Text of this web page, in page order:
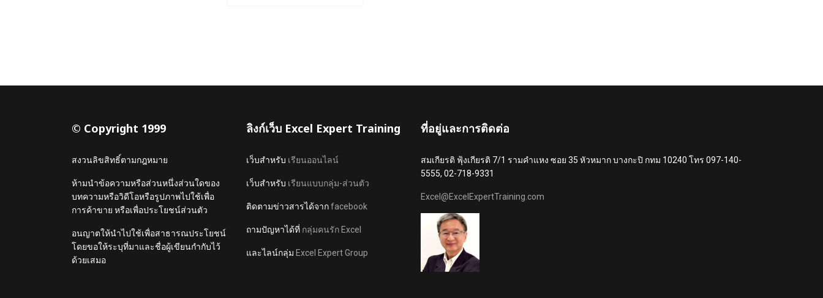
© Copyright 1999
สงวนลิขสิทธิ์ตามกฎหมาย
ห้ามนำข้อความหรือส่วนหนึ่งส่วนใดของ
บทความหรือวิดีโอหรือรูปภาพไปใช้เพื่อ
การค้าขาย หรือเพื่อประโยชน์ส่วนตัว
อนญาตให้นำไปใช้เพื่อสาธารณประโยชน์
โดยขอให้ระบุที่มาและชื่อผู้เขียนกำกับไว้
ด้วยเสมอ
ลิงก์เว็บ Excel Expert Training
เว็บสำหรับ เรียนออนไลน์
เว็บสำหรับ เรียนแบบกลุ่ม-ส่วนตัว
ติดตามข่าวสารได้จากfacebook
ถามปัญหาได้ที่ กลุ่มคนรัก Excel
และไลน์กลุ่ม Excel Expert Group
ที่อยู่และการติดต่อ
สมเกียรติ ฟุ้งเกียรติ 7/1 รามคำแหง ซอย 35 หัวหมาก บางกะปิ กทม 10240 โทร 097-140-
5555, 02-718-9331
Excel@ExcelExpertTraining.com